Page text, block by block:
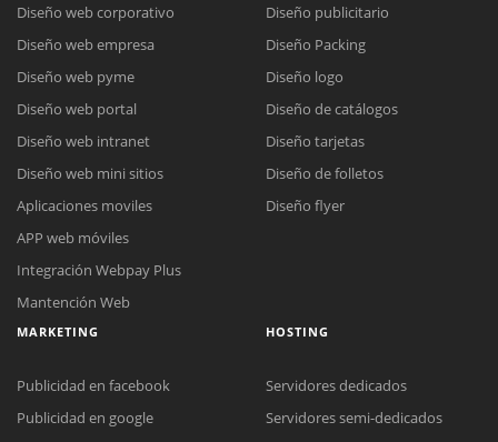
Diseño web corporativo
Diseño web empresa
Diseño web pyme
Diseño web portal
Diseño web intranet
Diseño web mini sitios
Aplicaciones moviles
APP web móviles
Integración Webpay Plus
Mantención Web
Diseño publicitario
Diseño Packing
Diseño logo
Diseño de catálogos
Diseño tarjetas
Diseño de folletos
Diseño flyer
MARKETING
Publicidad en facebook
Publicidad en google
HOSTING
Servidores dedicados
Servidores semi-dedicados